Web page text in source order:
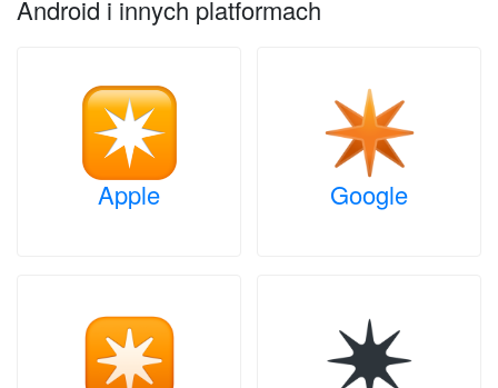
Android i innych platformach
Apple Google